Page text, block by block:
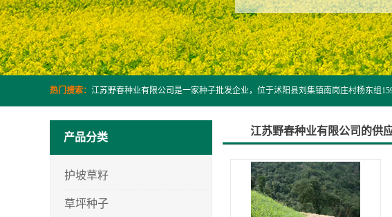
热门搜索：
产品分类
护坡草籽
草坪种子
江苏野春种业有限公司的供